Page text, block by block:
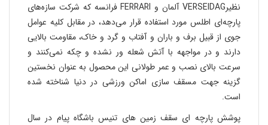
نظیرVERSEIDAG آلمان و FERRARI فرانسه که شرکت سازه‌های
پارچه‌ای اطلس مورد استفاده قرار می‌دهد، در مقابل کلیه عوامل
جوی از قبیل برف و باران و آفتاب و گرد و خاک، مقاومت بالایی
دارند و در مواجهه با آتش شعله ور نشده و چکه نمی‌کنند و
سرعت بالای نصب و عمر طولانی این محصول به عنوان نخستین
گزینه جهت مسقف سازی اماکن ورزشی در دنیا شناخته شده
است.
پوشش پارچه ای سقف زمین های تنیس باشگاه پیام در سال